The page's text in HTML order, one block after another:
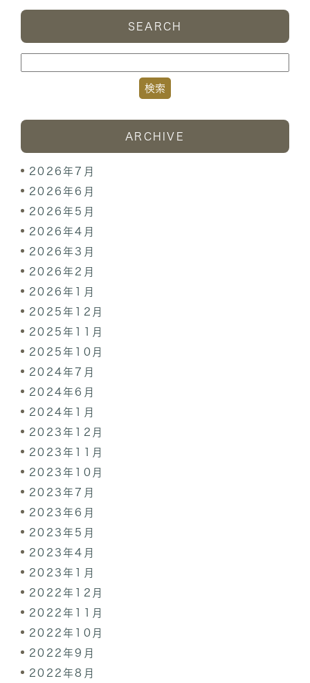
SEARCH
ARCHIVE
2026年7月
2026年6月
2026年5月
2026年4月
2026年3月
2026年2月
2026年1月
2025年12月
2025年11月
2025年10月
2024年7月
2024年6月
2024年1月
2023年12月
2023年11月
2023年10月
2023年7月
2023年6月
2023年5月
2023年4月
2023年1月
2022年12月
2022年11月
2022年10月
2022年9月
2022年8月